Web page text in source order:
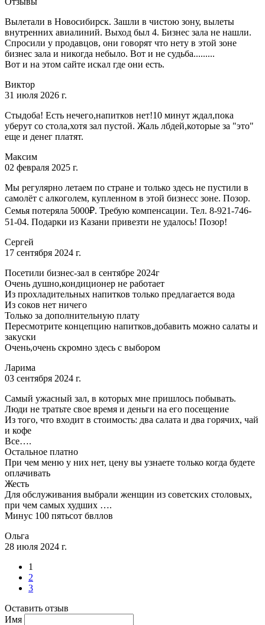
Вылетали в Новосибирск. Зашли в чистою зону, вылеты
внутренних авиалиний. Выход был 4. Бизнес зала не нашли.
Спросили у продавцов, они говорят что нету в этой зоне
бизнес зала и никогда небыло. Вот и не судьба.........
Вот и на этом сайте искал где они есть.
Виктор
31 июля 2026 г.
Стыдоба! Есть нечего,напитков нет!10 минут ждал,пока
уберут со стола,хотя зал пустой. Жаль лбдей,которые за "это"
еще и денег платят.
Максим
02 февраля 2025 г.
Мы регулярно летаем по стране и только здесь не пустили в
самолёт с алкоголем, купленном в этой бизнесс зоне. Позор.
Семья потеряла 5000₽. Требую компенсации. Тел. 8-921-746-
51-04. Подарки из Казани привезти не удалось! Позор!
Сергей
17 сентября 2024 г.
Посетили бизнес-зал в сентябре 2024г
Очень душно,кондиционер не работает
Из прохладительных напитков только предлагается вода
Из соков нет ничего
Только за дополнительную плату
Пересмотрите концепцию напитков,добавить можно салаты и
закуски
Очень,очень скромно здесь с выбором
Ларима
03 сентября 2024 г.
Самый ужасный зал, в которых мне пришлось побывать.
Люди не тратьте свое время и деньги на его посещение
Из того, что входит в стоимость: два салата и два горячих, чай
и кофе
Все….
Остальное платно
При чем меню у них нет, цену вы узнаете только когда будете
оплачивать
Жесть
Для обслуживания выбрали женщин из советских столовых,
при чем самых худших ….
Минус 100 пятьсот бвллов
Ольга
28 июля 2024 г.
1
2
3
Оставить отзыв
Имя